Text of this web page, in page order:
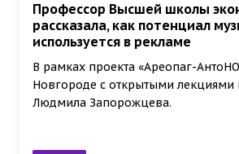
Профессор Высшей школы
рассказала, как потенциал
используется в рекламе
В рамках проекта «Ареопаг-
Новгороде с открытыми лекциями
Людмила Запорожцева.